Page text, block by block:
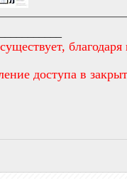
доступа в